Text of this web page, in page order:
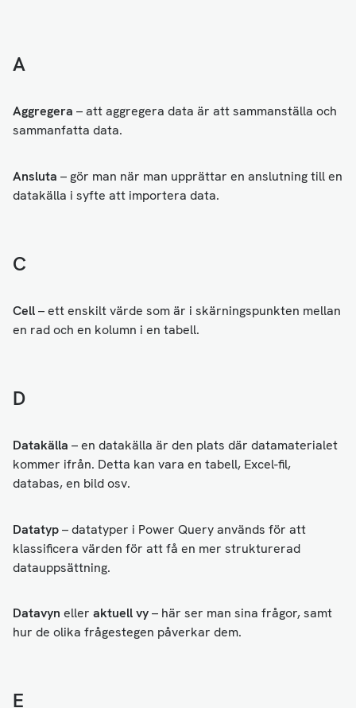
A
Aggregera – att aggregera data är att sammanställa och
sammanfatta data.
Ansluta – gör man när man upprättar en anslutning till en
datakälla i syfte att importera data.
C
Cell– ett enskilt värde som är i skärningspunkten mellan
en rad och en kolumn i en tabell.
D
Datakälla – en datakälla är den plats där datamaterialet
kommer ifrån. Detta kan vara en tabell, Excel-fil,
databas, en bild osv.
Datatyp– datatyper i Power Query används för att
klassificera värden för att få en mer strukturerad
datauppsättning.
Datavyn eller aktuell vy– här ser man sina frågor, samt
hur de olika frågestegen påverkar dem.
E